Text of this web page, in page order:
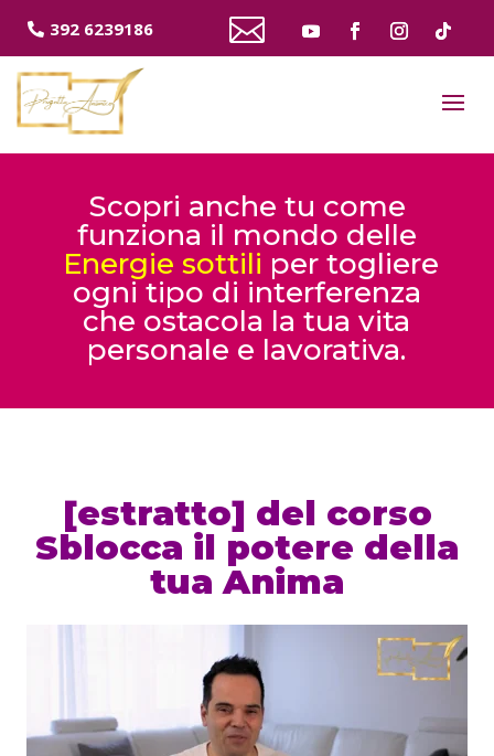
392 6239186 
Scopri anche tu come
funziona il mondo delle
Energie sottili per togliere
ogni tipo di interferenza
che ostacola la tua vita
personale e lavorativa.
[estratto] del corso
Sblocca il potere della
tua Anima